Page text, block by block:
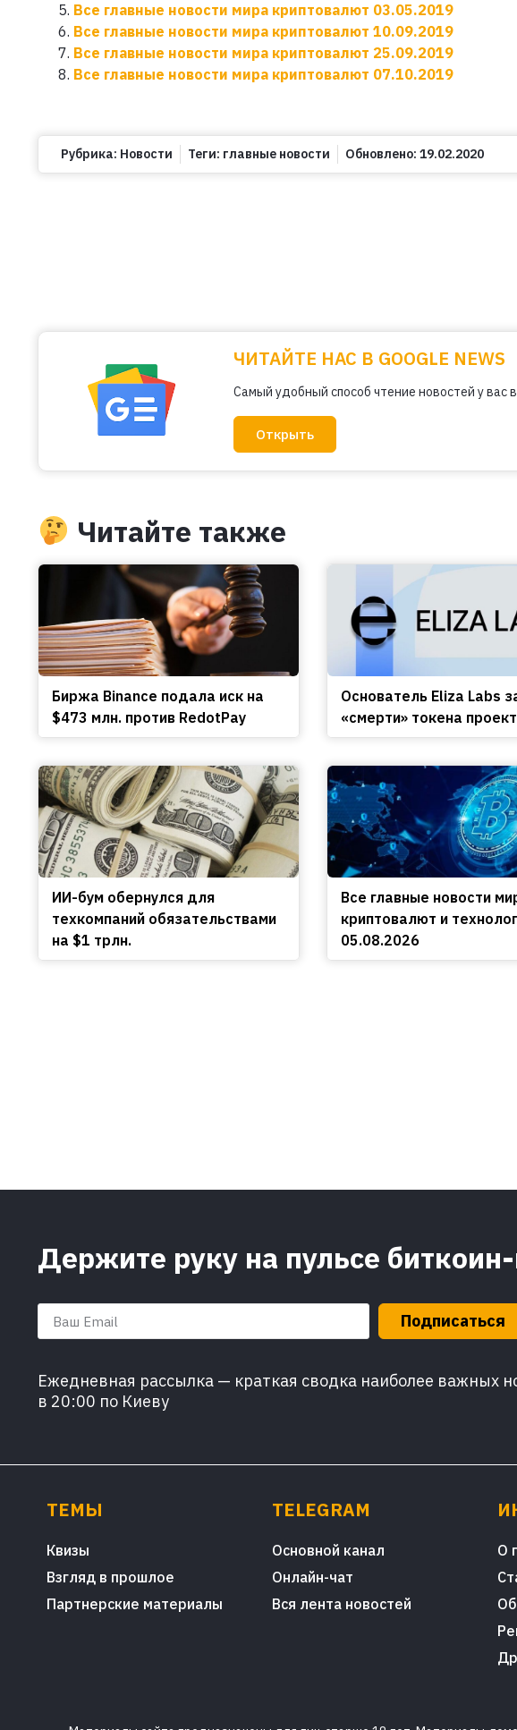
Все главные новости мира криптовалют 03.05.2019
Все главные новости мира криптовалют 10.09.2019
Все главные новости мира криптовалют 25.09.2019
Все главные новости мира криптовалют 07.10.2019
Рубрика: Новости Теги: главные новости Обновлено: 19.02.2020
ЧИТАЙТЕ НАС В GOOGLE NEWS
Самый удобный способ чтение новостей у вас
Открыть
Читайте также
Биржа Binance подала иск на
$473 млн. против RedotPay
Основатель Eliza Labs
«смерти» токена
ИИ-бум обернулся для
техкомпаний обязательствами
на $1 трлн.
Все главные новости
криптовалют и
05.08.2026
Держите руку на пульсе
Подписаться
Ежедневная рассылка — краткая сводка наиболее важных
в 20:00 по Киеву
ТЕМЫ
Квизы
Взгляд в прошлое
Партнерские материалы
TELEGRAM
Основной канал
Онлайн-чат
Вся лента новостей
О